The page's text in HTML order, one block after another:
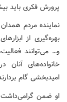
پرورش فکری باید
نماینده مردم
بهره‌گیری از
و… می‌توانند
خانواده‌های آنان
امیدبخشی گام
او ضمن گرامی‌داشت